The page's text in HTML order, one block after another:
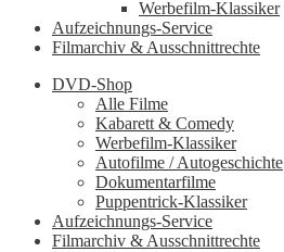
Werbefilm-Klassiker
Aufzeichnungs-Service
Filmarchiv & Ausschnittrechte
DVD-Shop
Alle Filme
Kabarett & Comedy
Werbefilm-Klassiker
Autofilme / Autogeschichte
Dokumentarfilme
Puppentrick-Klassiker
Aufzeichnungs-Service
Filmarchiv & Ausschnittrechte